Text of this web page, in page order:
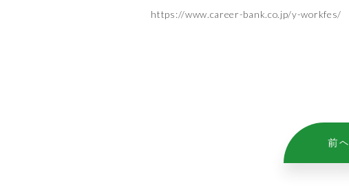
https://www.career-bank.co.jp/y-workfes/
前へ